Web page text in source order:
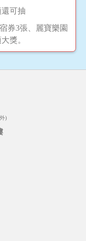
可抽
券3張、麗寶樂園
獎。
)